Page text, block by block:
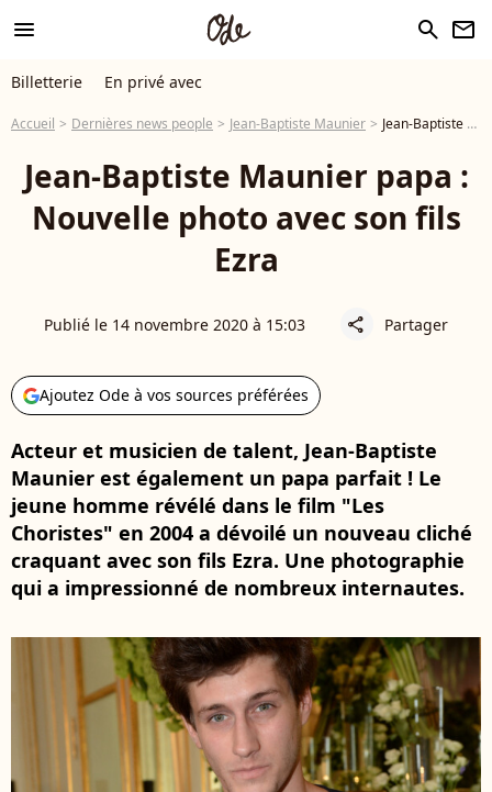
menu search newsletter
Billetterie En privé avec
Accueil Dernières news people Jean-Baptiste Maunier Jean-Baptiste Maunier papa : Nouvelle photo avec son fils Ezra
Jean-Baptiste Maunier papa :
Nouvelle photo avec son fils
Ezra
Publié le 14 novembre 2020 à 15:03 share Partager
Ajoutez Ode à vos sources préférées
Acteur et musicien de talent, Jean-Baptiste
Maunier est également un papa parfait ! Le
jeune homme révélé dans le film "Les
Choristes" en 2004 a dévoilé un nouveau cliché
craquant avec son fils Ezra. Une photographie
qui a impressionné de nombreux internautes.